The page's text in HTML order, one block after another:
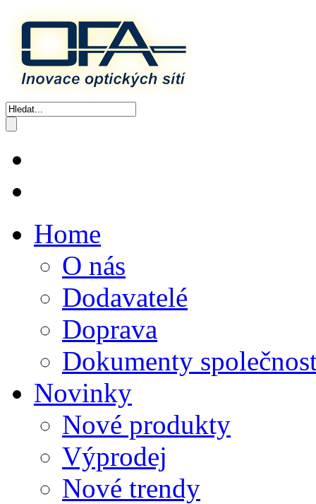
Home
O nás
Dodavatelé
Doprava
Dokumenty
Novinky
Nové produkty
Výprodej
Nové trendy